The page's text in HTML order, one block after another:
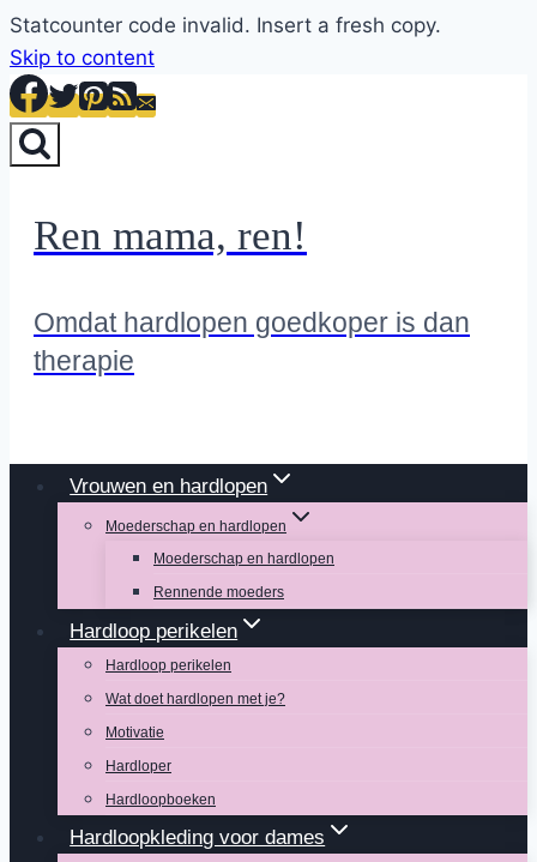
Statcounter code invalid. Insert a fresh copy.
Skip to content
Ren mama, ren!
Omdat hardlopen goedkoper is dan
therapie
Vrouwen en hardlopen
Moederschap en hardlopen
Moederschap en hardlopen
Rennende moeders
Hardloop perikelen
Hardloop perikelen
Wat doet hardlopen met je?
Motivatie
Hardloper
Hardloopboeken
Hardloopkleding voor dames